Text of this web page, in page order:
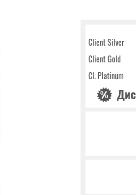
Client Silver
Client Gold
Cl. Platinum